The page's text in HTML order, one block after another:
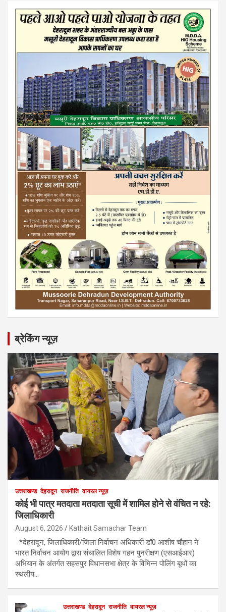
ब्रेकिंग न्यूज़
उत्तराखण्ड देहरादून राजनीति वायरल न्यूज़
कोई भी पात्र मतदाता मतदाता सूची में शामिल होने से वंचित न रहे:
जिलाधिकारी
August 6, 2026 Kathait Samachar Team
*देहरादून, जिलाधिकारी/जिला निर्वाचन अधिकारी डॉ0 आशीष चौहान ने
भारत निर्वाचन आयोग द्वारा संचालित विशेष गहन पुनरीक्षण (एसआईआर)
अभियान के अंतर्गत सहसपुर विधानसभा क्षेत्र के विभिन्न पोलिंग बूथों का
स्थलीय…
उत्तराखण्ड देहरादून राजनीति वायरल न्यूज़